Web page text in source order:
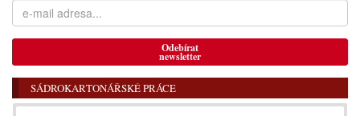
Odebírat
newsletter
SÁDROKARTONÁŘSKÉ PRÁCE